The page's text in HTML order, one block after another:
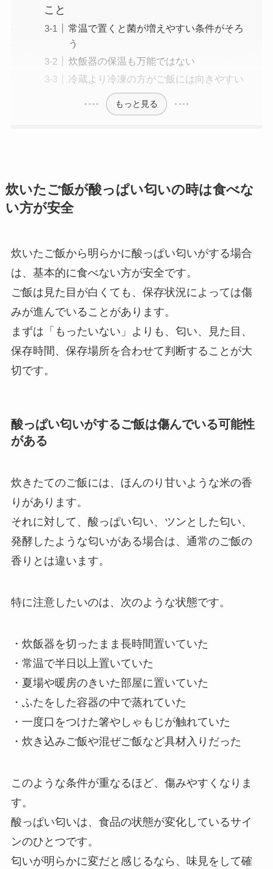
こと
常温で置くと菌が増えやすい条件がそろ
う
炊飯器の保温も万能ではない
冷蔵より冷凍の方がご飯には向きやすい
もっと見る
炊いたご飯が酸っぱい匂いの時は食べな
い方が安全
炊いたご飯から明らかに酸っぱい匂いがする場合
は、基本的に食べない方が安全です。
ご飯は見た目が白くても、保存状況によっては傷
みが進んでいることがあります。
まずは「もったいない」よりも、匂い、見た目、
保存時間、保存場所を合わせて判断することが大
切です。
酸っぱい匂いがするご飯は傷んでいる可能性
がある
炊きたてのご飯には、ほんのり甘いような米の香
りがあります。
それに対して、酸っぱい匂い、ツンとした匂い、
発酵したような匂いがある場合は、通常のご飯の
香りとは違います。
特に注意したいのは、次のような状態です。
・炊飯器を切ったまま長時間置いていた
・常温で半日以上置いていた
・夏場や暖房のきいた部屋に置いていた
・ふたをした容器の中で蒸れていた
・一度口をつけた箸やしゃもじが触れていた
・炊き込みご飯や混ぜご飯など具材入りだった
このような条件が重なるほど、傷みやすくなりま
す。
酸っぱい匂いは、食品の状態が変化しているサイ
ンのひとつです。
匂いが明らかに変だと感じるなら、味見をして確